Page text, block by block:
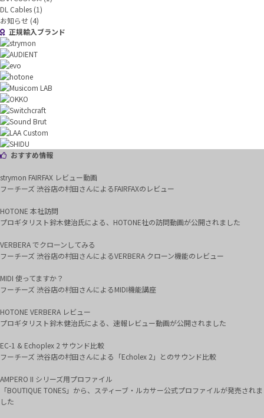
DL Cables (1)
お知らせ (4)
正規輸入ブランド
おすすめ情報
strymon FAIRFAX レビュー動画
フーチーズ 渋谷店の村田さんによるFAIRFAXのレビュー
HOTONE 本社訪問
プロギタリスト鈴木健治氏による、HOTONE社の訪問動画が公開されました
VERBERA でクローンしてみる
フーチーズ 渋谷店の村田さんによるVERBERA クローン機能のレビュー
MIDI 使ってますか？
フーチーズ 渋谷店の村田さんによるMIDI機能講座
HOTONE VERBERA レビュー
プロギタリスト鈴木健治氏による、速報レビュー動画が公開されました
EC-1 & Echoplex 2 サウンド比較
フーチーズ 渋谷店の村田さんによる「Echolex 2」とのサウンド比較
AMPERO II シリーズ用プロファイル
「BOUTIQUE TONES」から、スティーブ・ルカサー公式プロファイルが発売されま
した